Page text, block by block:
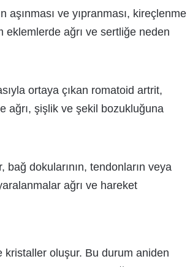
aşınması ve yıpranması, kireçlenme
ağrı ve sertliğe neden
ortaya çıkan romatoid artrit,
ağrı, şişlik ve şekil bozukluğuna
dokularının, tendonların veya
ağrı ve hareket
oluşur. Bu durum aniden